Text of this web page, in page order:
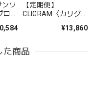
ンソ
ッ
【定期便】
CLIGRAM〈カリグ
ットブライトケアラ
¥13,860
た商品